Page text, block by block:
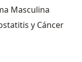
Masculina
y Cáncer